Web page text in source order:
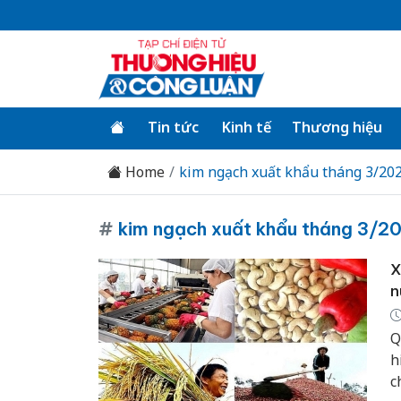
Tin tức Kinh tế Thương hiệu
Home kim ngạch xuất khẩu tháng 3/
# kim ngạch xuất khẩu tháng 3/